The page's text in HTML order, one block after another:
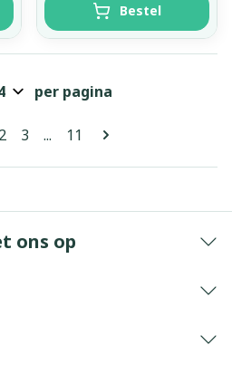
Bestel
Pagina's
momenteel pagina
Pagina
2 Pagina
3 ... Pagina
11
per pagina
ons op